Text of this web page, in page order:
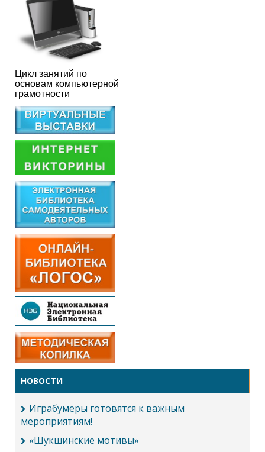
Цикл занятий по
основам компьютерной
грамотности
НОВОСТИ
Играбумеры готовятся к важным
мероприятиям!
«Шукшинские мотивы»